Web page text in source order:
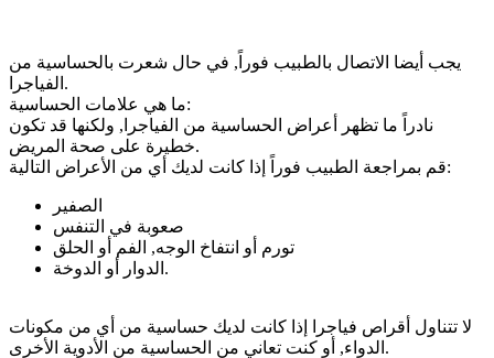
يجب أيضا الاتصال بالطبيب فوراً, في حال شعرت بالحساسية من
الفياجرا.
ما هي علامات الحساسية:
نادراً ما تظهر أعراض الحساسية من الفياجرا, ولكنها قد تكون
خطيرة على صحة المريض.
قم بمراجعة الطبيب فوراً إذا كانت لديك أي من الأعراض التالية:
الصفير
صعوبة في التنفس
تورم أو انتفاخ الوجه, الفم أو الحلق
الدوار أو الدوخة.
لا تتناول أقراص فياجرا إذا كانت لديك حساسية من أي من مكونات
الدواء, أو كنت تعاني من الحساسية من الأدوية الأخرى.